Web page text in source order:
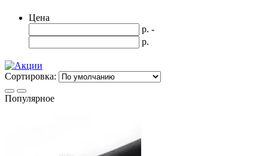
Цена
р. -
р.
Сортировка:
Популярное